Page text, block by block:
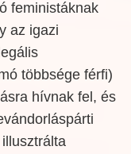
feministáknak
az igazi
többsége férfi)
hívnak fel, és